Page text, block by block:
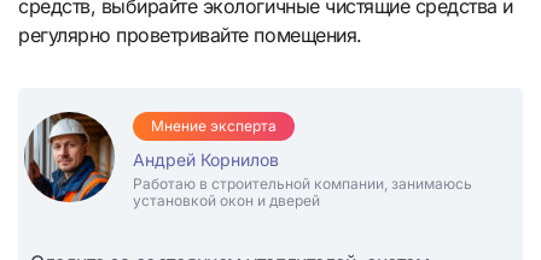
средств, выбирайте экологичные чистящие средства и
регулярно проветривайте помещения.
Мнение эксперта
Андрей Корнилов
Работаю в строительной компании, занимаюсь
установкой окон и дверей